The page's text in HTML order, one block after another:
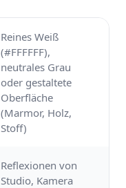
Reines Weiß
(#FFFFFF),
neutrales Grau
oder gestaltete
Oberfläche
(Marmor, Holz,
Stoff)
Reflexionen von
Studio, Kamera